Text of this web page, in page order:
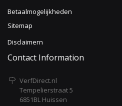
Betaalmogelijkheden
Sitemap
Disclaimern
Contact Information
VerfDirect.nl
Tempelierstraat 5
6851BL Huissen